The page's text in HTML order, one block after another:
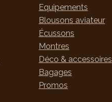
Equipements
Blousons aviateur
Écussons
Montres
Déco & accessoires
Bagages
Promos